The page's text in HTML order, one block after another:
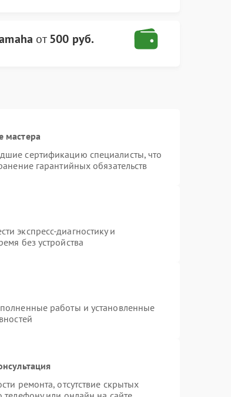
от500 руб.
мастера
сертификацию специалисты, что
гарантийных обязательств
экспресс-диагностику и
без устройства
работы и установленные
ремонта, отсутствие скрытых